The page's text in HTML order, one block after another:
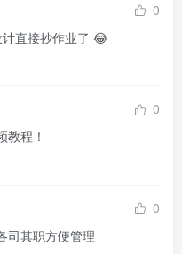
0
直接抄作业了 😂
0
教程！
0
司其职方便管理